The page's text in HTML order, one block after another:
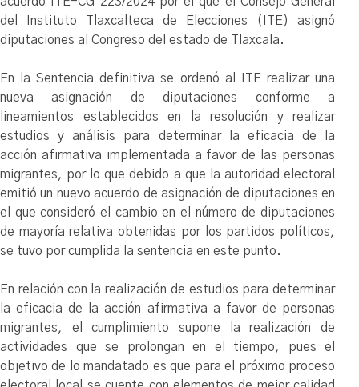
del Instituto Tlaxcalteca de Elecciones (ITE) asignó
diputaciones al Congreso del estado de Tlaxcala.
En la Sentencia definitiva se ordenó al ITE realizar una
nueva asignación de diputaciones conforme a
lineamientos establecidos en la resolución y realizar
estudios y análisis para determinar la eficacia de la
acción afirmativa implementada a favor de las personas
migrantes, por lo que debido a que la autoridad electoral
emitió un nuevo acuerdo de asignación de diputaciones en
el que consideró el cambio en el número de diputaciones
de mayoría relativa obtenidas por los partidos políticos,
se tuvo por cumplida la sentencia en este punto.
En relación con la realización de estudios para determinar
la eficacia de la acción afirmativa a favor de personas
migrantes, el cumplimiento supone la realización de
actividades que se prolongan en el tiempo, pues el
objetivo de lo mandatado es que para el próximo proceso